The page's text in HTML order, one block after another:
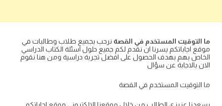
ما التوقيت المستخدم في القصة نرحب بجميع طلاب وطالبات في
موقع اجاباتكم يسرنا ان نقدم لكم جميع حلول اسئلة الكتاب الدراسي
الخاص بهم بهدف الحصول على افضل تجربة دراسية ومن هنا نقوم
الان بالاجابة عن سؤال
ما التوقيت المستخدم في القصة
يسعدنا عزيزي الطالب من خلال موقعنا الالكتروني موقع اجاباتكم